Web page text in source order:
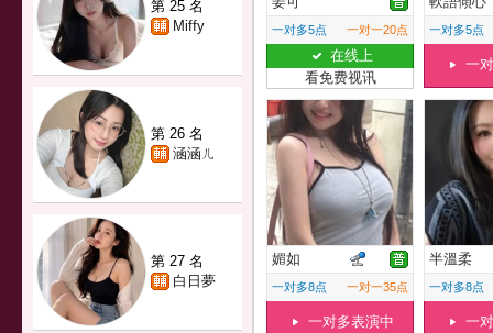
第 25 名
Miffy
第 26 名
涵涵ㄦ
第 27 名
白日夢
一对多5点 一对一20点
在线上
看免费视讯
一对多5点
一
媚如
一对多8点 一对一35点
一对多表演中
半溫柔
一对多8点
一